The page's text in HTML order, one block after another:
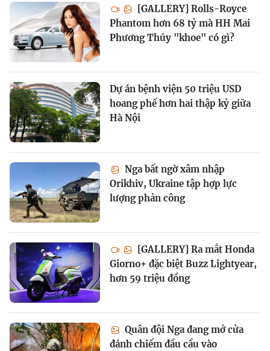
[GALLERY] Rolls-Royce
Phantom hơn 68 tỷ mà HH Mai
Phương Thúy "khoe" có gì?
Dự án bệnh viện 50 triệu USD
hoang phế hơn hai thập kỷ giữa
Hà Nội
Nga bất ngờ xâm nhập
Orikhiv, Ukraine tập hợp lực
lượng phản công
[GALLERY] Ra mắt Honda
Giorno+ đặc biệt Buzz Lightyear,
hơn 59 triệu đồng
Quân đội Nga đang mở cửa
đánh chiếm đầu cầu vào